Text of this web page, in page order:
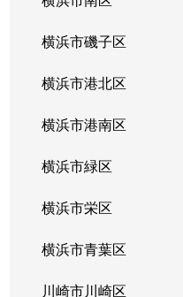
横浜市磯子区
横浜市港北区
横浜市港南区
横浜市緑区
横浜市栄区
横浜市青葉区
川崎市川崎区